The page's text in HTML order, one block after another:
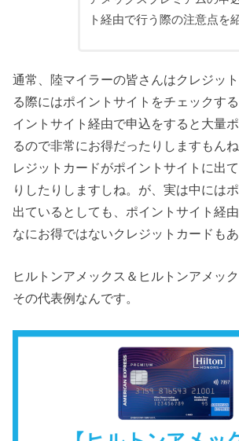
ト経由で行う際の注意点を
通常、陸マイラーの皆さんはクレジッ
る際にはポイントサイトをチェックす
イントサイト経由で申込をすると大量
るので非常にお得だったりしますもん
レジットカードがポイントサイトに出
りしたりしますしね。が、実は中には
出ているとしても、ポイントサイト経
なにお得ではないクレジットカードもあ
ヒルトンアメックス＆ヒルトンアメッ
その代表例なんです。